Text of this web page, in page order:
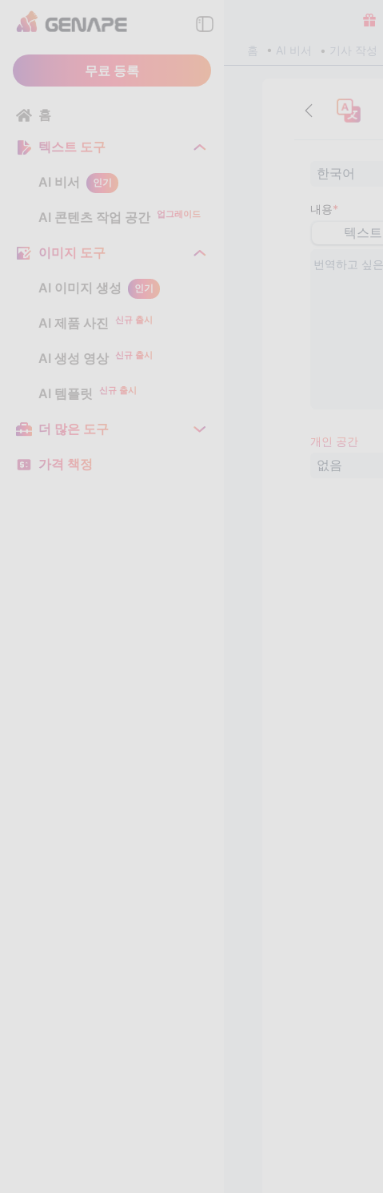
무료 등록
홈
텍스트 도구
AI 비서 인기
AI 콘텐츠 작업 공간 업그레이드
이미지 도구
AI 이미지 생성 인기
AI 제품 사진 신규 출시
AI 생성 영상 신규 출시
AI 템플릿 신규 출시
더 많은 도구
가격 책정
홈 AI 비서 기사 작성
한국어
내용*
텍스트
개인 공간
없음